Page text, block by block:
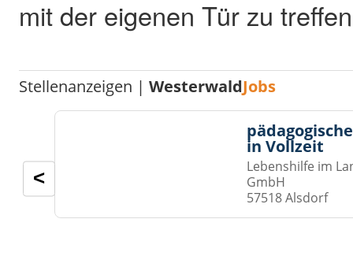
mit der eigenen Tür zu
Stellenanzeigen |WesterwaldJobs
in Vollzeit
Lebenshilfe im
GmbH
57518 Alsdorf
<